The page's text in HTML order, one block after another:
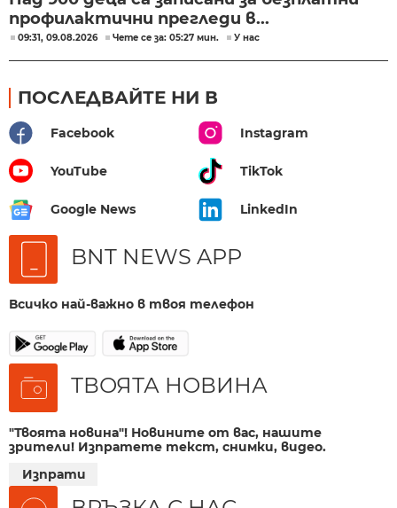
профилактични прегледи в...
09:31, 09.08.2026 Чете се за: 05:27 мин. У нас
ПОСЛЕДВАЙТЕ НИ В
Facebook Instagram
YouTube TikTok
Google News LinkedIn
BNT NEWS APP
Всичко най-важно в твоя телефон
ТВОЯТА НОВИНА
"Твоята новина"! Новините от вас, нашите
зрители! Изпратете текст, снимки, видео.
Изпрати